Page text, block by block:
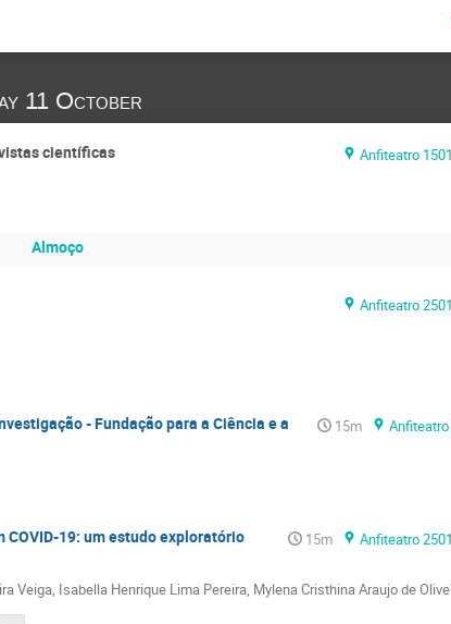
11 October
científicas
Anfiteatro 1501 -
Almoço
Anfiteatro 2501 -
- Fundação para a Ciência e a 15m
Anfiteatro 2501 (Complexo
19: um estudo exploratório 15m
Anfiteatro 2501 (Complexo
Veiga, Isabella Henrique Lima Pereira, Mylena Cristhina Araujo de